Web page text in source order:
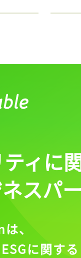
会員登録
ィに
スパ
、
に関する